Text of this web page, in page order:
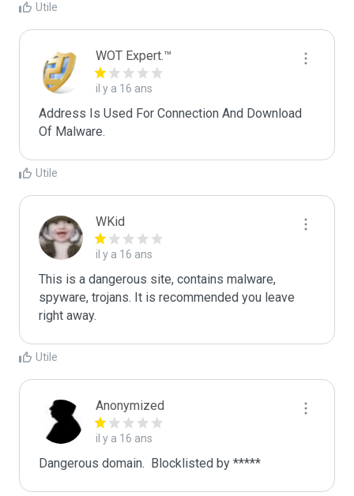
Utile
WOT Expert.™
il y a 16 ans
Address Is Used For Connection And Download
Of Malware.
Utile
WKid
il y a 16 ans
This is a dangerous site, contains malware,
spyware, trojans. It is recommended you leave
right away.
Utile
Anonymized
il y a 16 ans
Dangerous domain.  Blocklisted by *****